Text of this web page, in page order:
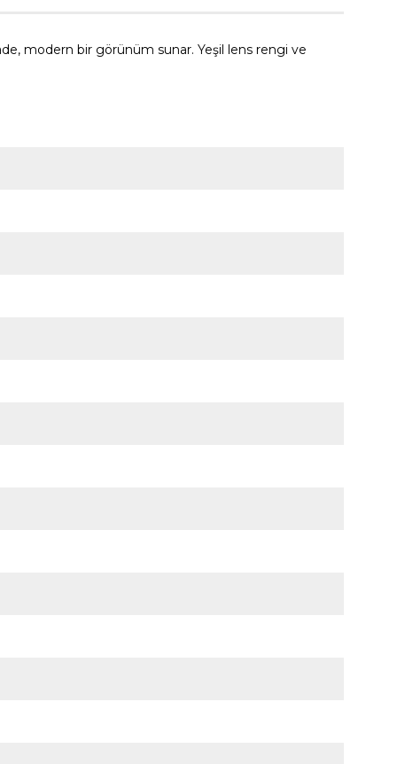
modern bir görünüm sunar. Yeşil lens rengi ve